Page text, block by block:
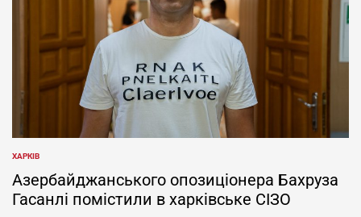
ОПУБЛІКУВАТИ
ХАРКІВ
Азербайджанського опозиціонера Бахруза
Гасанлі помістили в харківське СІЗО